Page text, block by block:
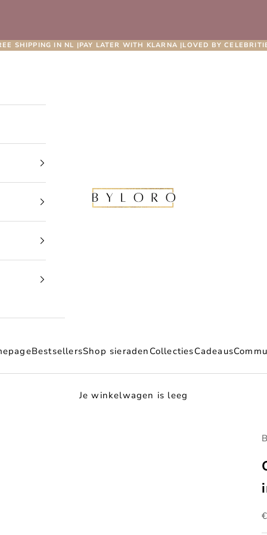
SHIPPING IN NL |PAY LATER WITH KLARNA |LOVED BY
Byloro.com
BestsellersShop sieraden CollectiesCadeaus
Je winkelwagen is leeg